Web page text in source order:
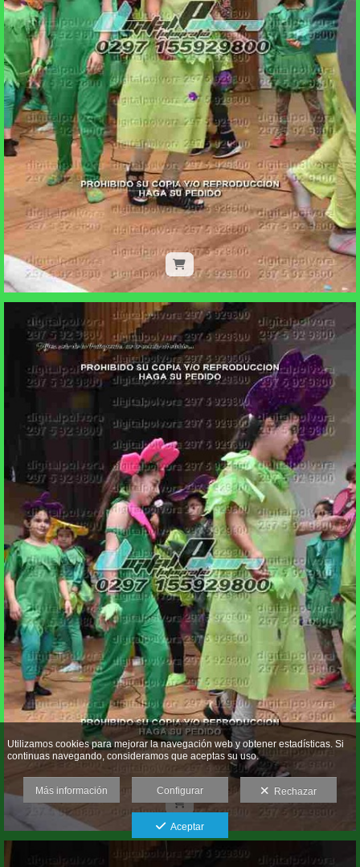
Utilizamos cookies para mejorar la navegación web y obtener estadísticas. Si
continuas navegando, consideramos que aceptas su uso.
Más información Configurar Rechazar
Aceptar